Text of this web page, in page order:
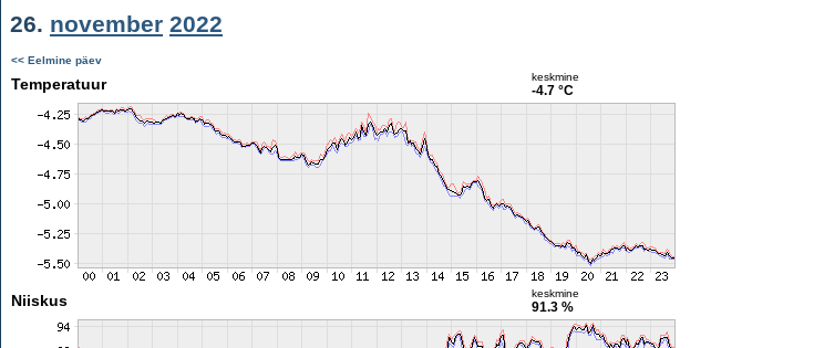
26. november 2022
<< Eelmine päev
Temperatuur keskmine
-4.7 °C
Niiskus keskmine
91.3 %